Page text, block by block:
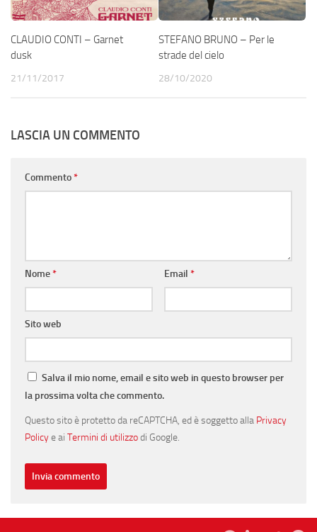
CLAUDIO CONTI – Garnet
dusk
21/11/2017
STEFANO BRUNO – Per le
strade del cielo
28/10/2020
LASCIA UN COMMENTO
Commento*
Nome* Email *
Sito web
Salva il mio nome, email e sito web in questo browser per
la prossima volta che commento.
Questo sito è protetto da reCAPTCHA, ed è soggetto alla Privacy
Policye ai Termini di utilizzodi Google.